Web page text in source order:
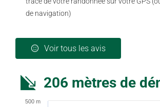
de navigation)
Voir tous les avis
206 mètres de
500 m